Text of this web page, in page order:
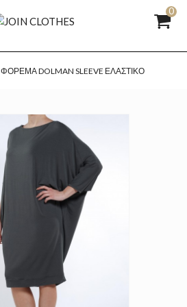
0
ΦΌΡΕΜΑ DOLMAN SLEEVE ΕΛΑΣΤΙΚΌ